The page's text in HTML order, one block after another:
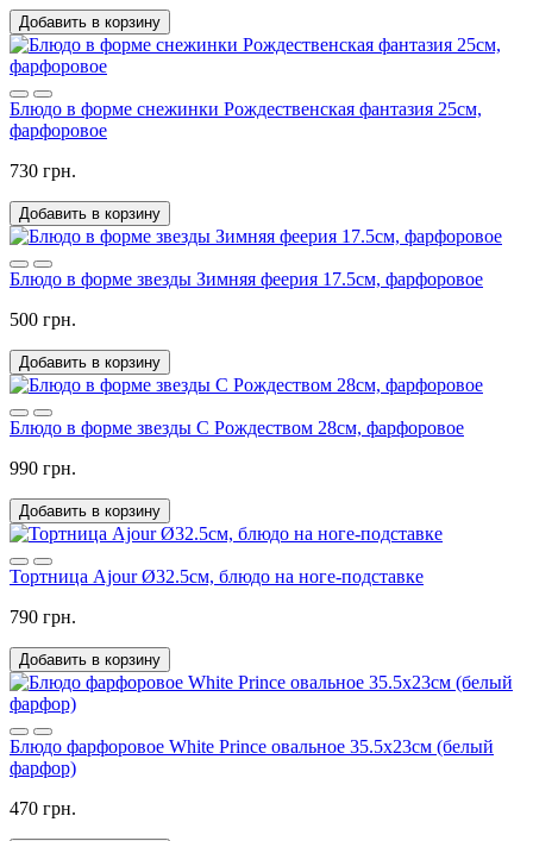
Добавить в корзину
Блюдо в форме снежинки Рождественская фантазия 25см,
фарфоровое
730 грн.
Добавить в корзину
Блюдо в форме звезды Зимняя феерия 17.5см, фарфоровое
500 грн.
Добавить в корзину
Блюдо в форме звезды С Рождеством 28см, фарфоровое
990 грн.
Добавить в корзину
Тортница Ajour Ø32.5см, блюдо на ноге-подставке
790 грн.
Добавить в корзину
Блюдо фарфоровое White Prince овальное 35.5х23см (белый
фарфор)
470 грн.